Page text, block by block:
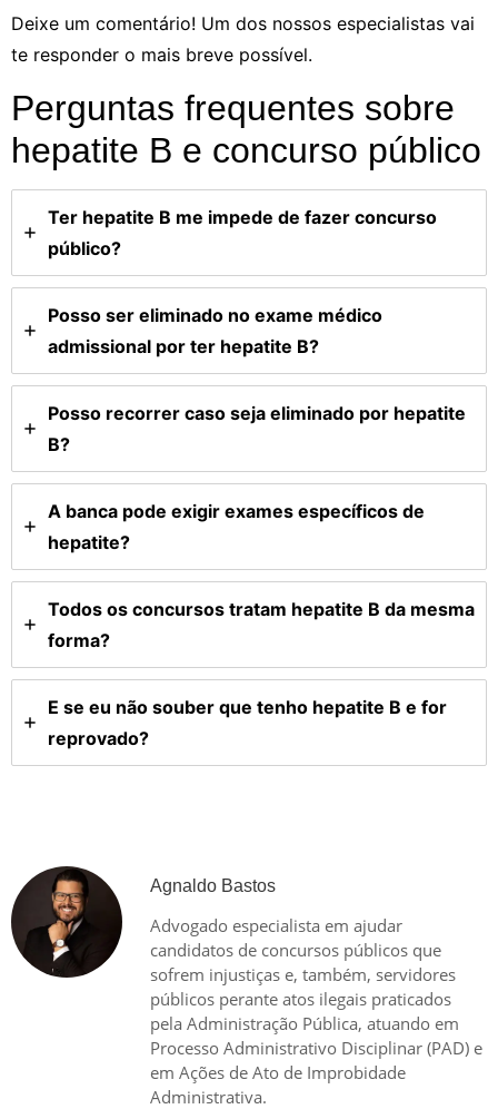
Deixe um comentário! Um dos nossos especialistas vai
te responder o mais breve possível.
Perguntas frequentes sobre
hepatite B e concurso público
Ter hepatite B me impede de fazer concurso
público?
Posso ser eliminado no exame médico
admissional por ter hepatite B?
Posso recorrer caso seja eliminado por hepatite
B?
A banca pode exigir exames específicos de
hepatite?
Todos os concursos tratam hepatite B da mesma
forma?
E se eu não souber que tenho hepatite B e for
reprovado?
Agnaldo Bastos
Advogado especialista em ajudar
candidatos de concursos públicos que
sofrem injustiças e, também, servidores
públicos perante atos ilegais praticados
pela Administração Pública, atuando em
Processo Administrativo Disciplinar (PAD) e
em Ações de Ato de Improbidade
Administrativa.